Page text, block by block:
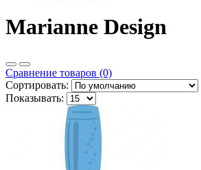
Marianne Design
Сравнение товаров (0)
Сортировать:
Показывать: